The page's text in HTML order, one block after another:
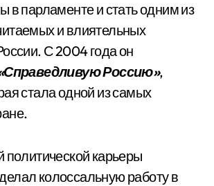
в парламенте и стать одним из
и влиятельных
С 2004 года он
Россию»,
стала одной из самых
политической карьеры
колоссальную работу в